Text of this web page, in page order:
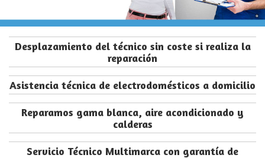
Desplazamiento del técnico sin coste si realiza la
reparación
Asistencia técnica de electrodomésticos a domicilio
Reparamos gama blanca, aire acondicionado y
calderas
Servicio Técnico Multimarca con garantía de